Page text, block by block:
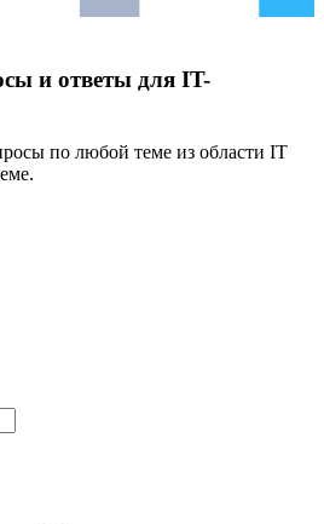
и ответы для IT-
по любой теме из области IT